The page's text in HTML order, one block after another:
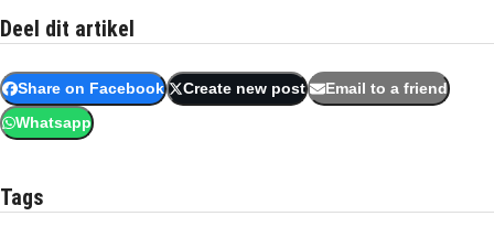
Deel dit artikel
Share on Facebook Create new post Email to a friend
Whatsapp
Tags